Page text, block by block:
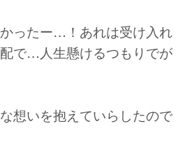
ったー…！あれは受け入れ
で…人生懸けるつもりでが
想いを抱えていらしたので